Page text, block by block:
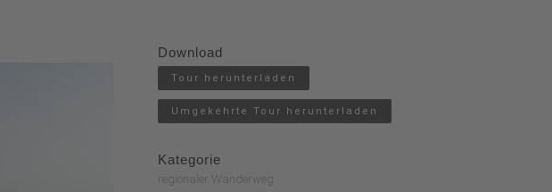
Download
Tour herunterladen
Umgekehrte Tour herunterladen
Kategorie
regionaler Wanderweg